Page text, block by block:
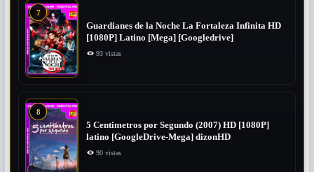
7
Guardianes de la Noche La Fortaleza Infinita HD
[1080P] Latino [Mega] [Googledrive]
93 vistas
8
5 Centimetros por Segundo (2007) ​HD [1080P]
latino [GoogleDrive-Mega] dizonHD
90 vistas